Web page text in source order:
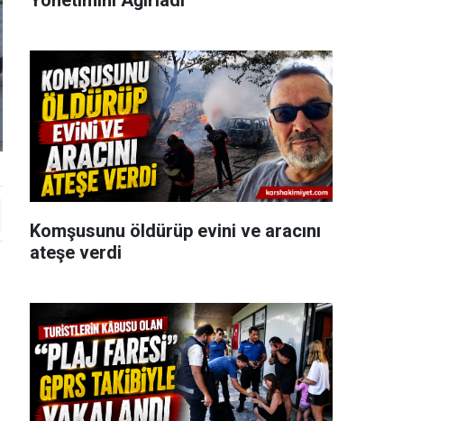
Komşusunu öldürüp evini ve aracını
ateşe verdi